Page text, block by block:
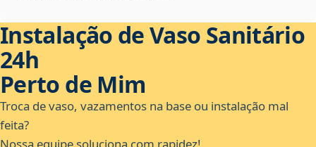
Instalação de Vaso Sanitário
24h
Perto de Mim
Troca de vaso, vazamentos na base ou instalação mal
feita?